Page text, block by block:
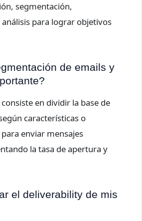
segmentación,
para lograr objetivos
de emails y
en dividir la base de
características o
enviar mensajes
la tasa de apertura y
el deliverability de mis